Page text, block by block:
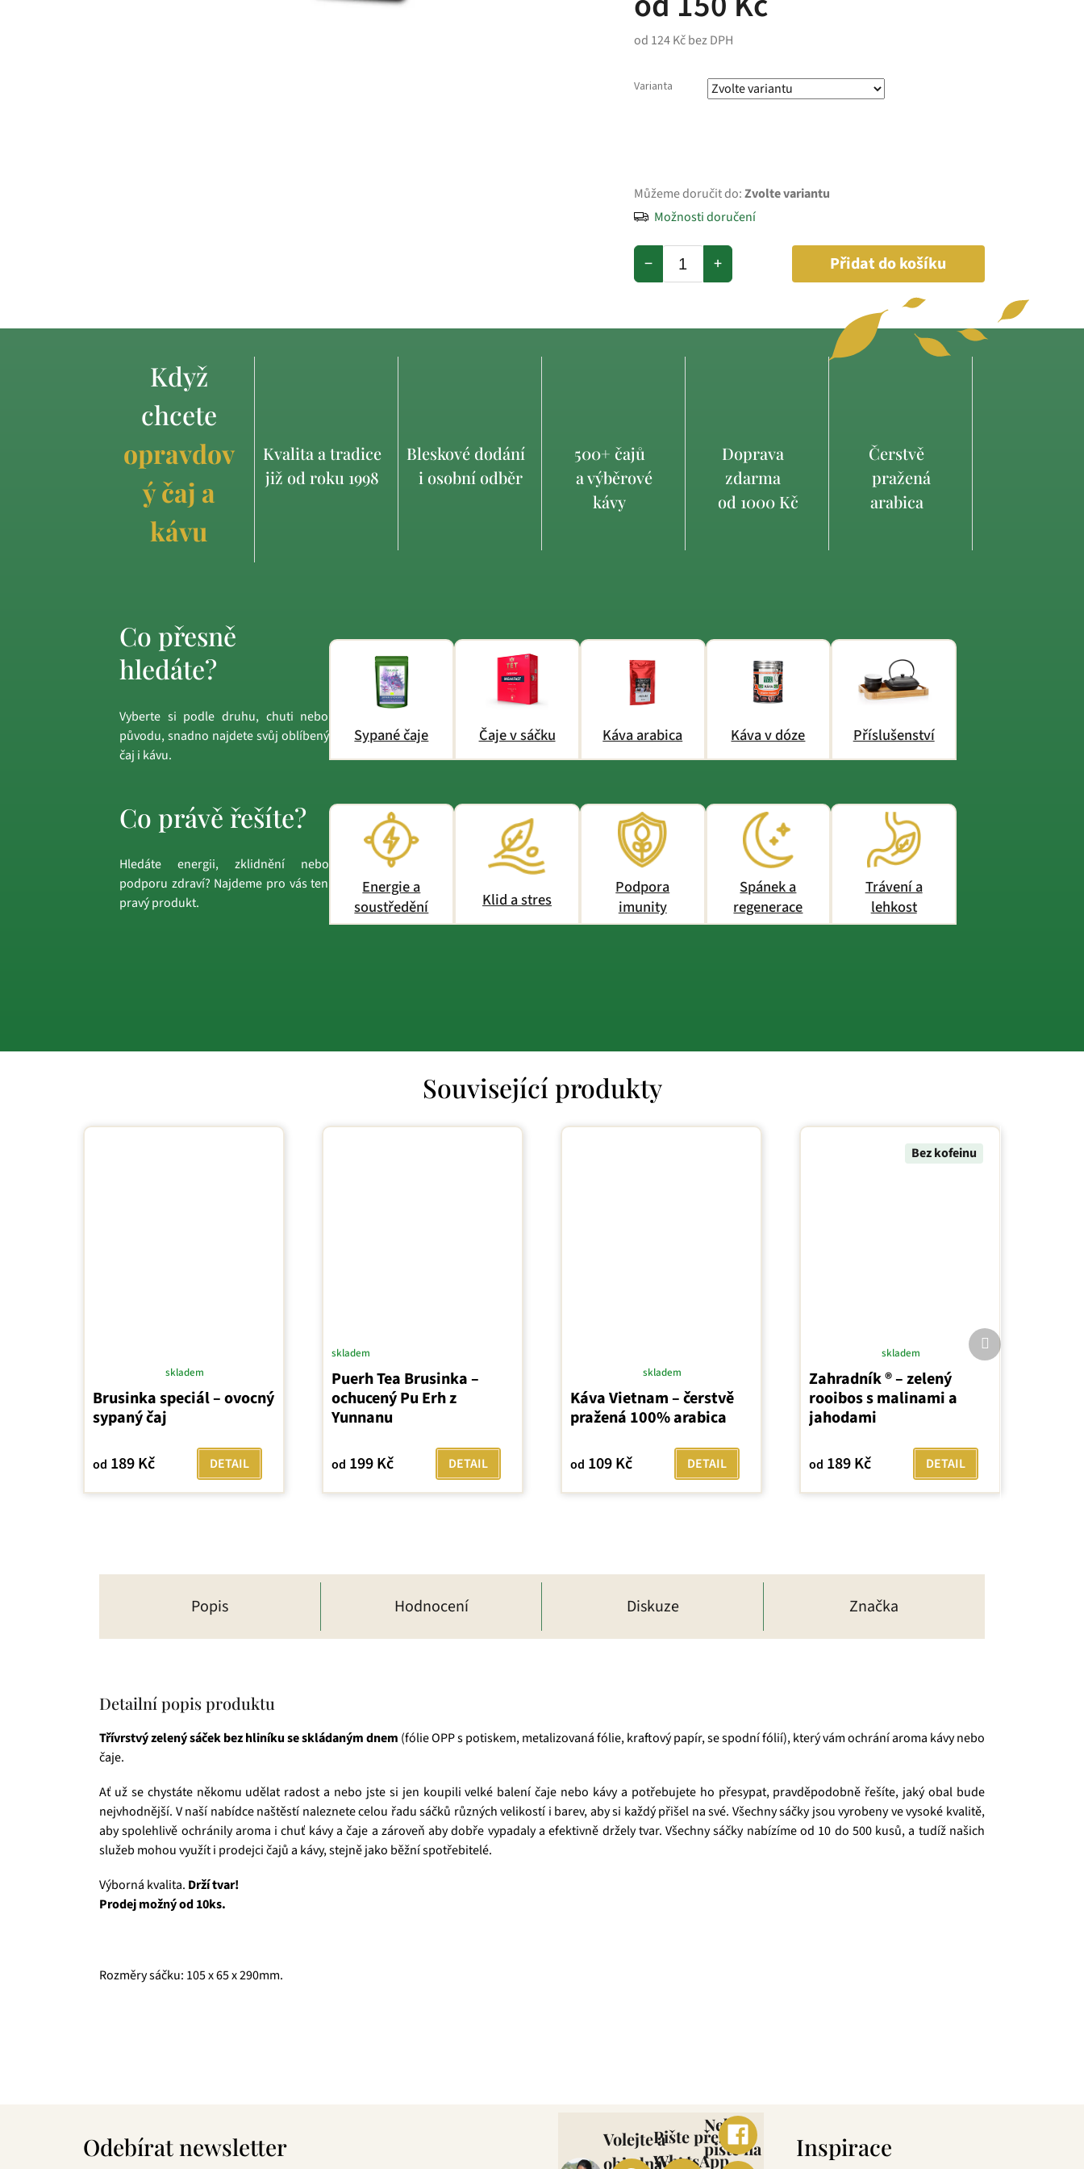
od 124 Kčbez DPH
Varianta
Můžeme doručit do:Zvolte variantu
Možnosti doručení
+
− Přidat do košíku
Když
chcete
opravdov
ý čaj a
kávu
Kvalita a tradice
již od roku 1998
Bleskové dodání
i osobní odběr
500+ čajů
a výběrové
kávy
Doprava
zdarma
od 1000 Kč
Čerstvě
pražená
arabica
Co přesně
hledáte?
Vyberte si podle druhu, chuti nebo
původu, snadno najdete svůj oblíbený
čaj i kávu.
Sypané čaje Čaje v sáčku Káva arabica Káva v dóze Příslušenství
Co právě řešíte?
Hledáte energii, zklidnění nebo
podporu zdraví? Najdeme pro vás ten
pravý produkt.
Energie a
soustředění
Klid a stres
Podpora
imunity
Spánek a
regenerace
Trávení a
lehkost
Související produkty
Brusinka speciál – ovocný
sypaný čaj
hodnocení
produktu
5,0
5
skladem
od 189 Kč DETAIL
Puerh Tea Brusinka –
ochucený Pu Erh z
Yunnanu
skladem
od 199 Kč DETAIL
Káva Vietnam – čerstvě
pražená 100% arabica
hodnocení
produktu
5,0
5
skladem
od 109 Kč DETAIL
Bez kofeinu
Zahradník ® – zelený
rooibos s malinami a
jahodami
hodnocení
produktu
je
z
hvězdiček.
skladem
od 189 Kč DETAIL
Další
produkt
Popis Hodnocení Diskuze Značka
Detailní popis produktu
Třívrstvýzelený sáček bez hliníku se skládaným dnem (fólie OPP s potiskem, metalizovaná fólie, kraftový papír, se spodní fólií), který vám ochrání aroma kávy nebo
čaje.
Ať už se chystáte někomu udělat radost a nebo jste si jen koupili velké balení čaje nebo kávy a potřebujete ho přesypat, pravděpodobně řešíte, jaký obal bude
nejvhodnější. V naší nabídce naštěstí naleznete celou řadu sáčků různých velikostí i barev, aby si každý přišel na své. Všechny sáčky jsou vyrobeny ve vysoké kvalitě,
aby spolehlivě ochránily aroma i chuť kávy a čaje a zároveň aby dobře vypadaly a efektivně držely tvar. Všechny sáčky nabízíme od 10 do 500 kusů, a tudíž našich
služeb mohou využít i prodejci čajů a kávy, stejně jako běžní spotřebitelé.
Výborná kvalita. Drží tvar!
Prodej možný od 10ks.
Rozměry sáčku: 105 x 65 x 290mm.
Odebírat newsletter
Volejte a
objednávejte
Pište přes
WhatsApp
Nebo
pište na
Inspirace